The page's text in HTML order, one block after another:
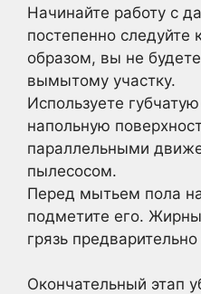
Начинайте работу с
постепенно следуйте
образом, вы не
вымытому участку.
Используете
напольную
параллельными
пылесосом.
Перед мытьем пола
подметите его.
грязь
Окончательный этап